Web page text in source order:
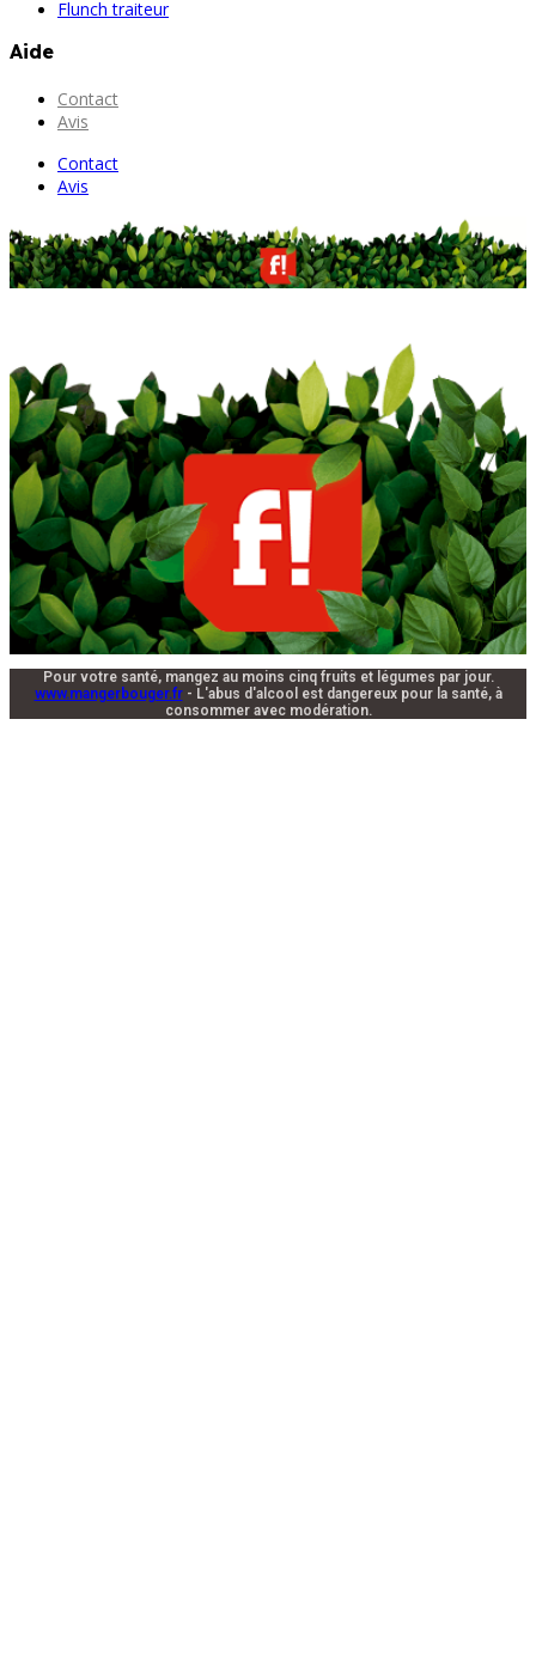
Flunch traiteur
Aide
Contact
Avis
Contact
Avis
Pour votre santé, mangez au moins cinq fruits et légumes par jour.
www.mangerbouger.fr- L'abus d'alcool est dangereux pour la santé, à
consommer avec modération.